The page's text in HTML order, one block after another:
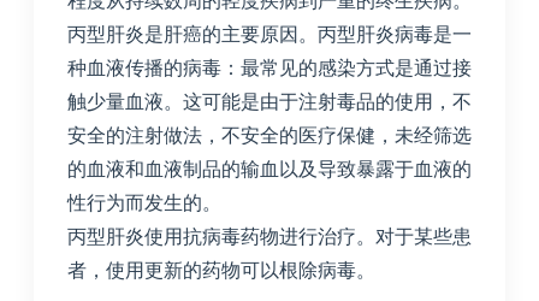
丙型肝炎是肝癌的主要原因。丙型肝炎病毒是一
种血液传播的病毒：最常见的感染方式是通过接
触少量血液。这可能是由于注射毒品的使用，不
安全的注射做法，不安全的医疗保健，未经筛选
的血液和血液制品的输血以及导致暴露于血液的
性行为而发生的。
丙型肝炎使用抗病毒药物进行治疗。对于某些患
者，使用更新的药物可以根除病毒。